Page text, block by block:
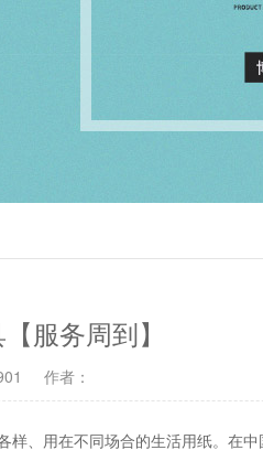
服务周到】
作者：
、用在不同场合的生活用纸。在